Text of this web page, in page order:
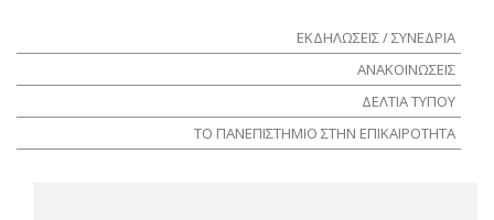
ΕΚΔΗΛΩΣΕΙΣ / ΣΥΝΕΔΡΙΑ
ΑΝΑΚΟΙΝΩΣΕΙΣ
ΔΕΛΤΙΑ ΤΥΠΟΥ
ΤΟ ΠΑΝΕΠΙΣΤΗΜΙΟ ΣΤΗΝ ΕΠΙΚΑΙΡΟΤΗΤΑ